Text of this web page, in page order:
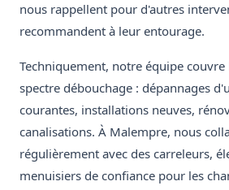
nous rappellent pour d'autres
recommandent à leur entourage.
Techniquement, notre équipe couvre
spectre débouchage : dépannages
courantes, installations neuves,
canalisations. À Malempre, nous
régulièrement avec des carreleurs,
menuisiers de confiance pour les